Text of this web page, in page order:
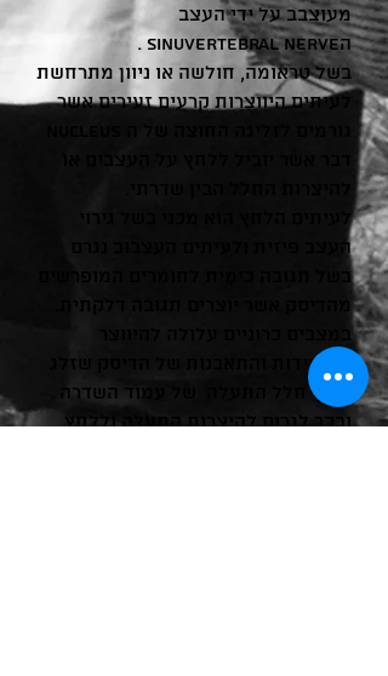
מעוצבב על ידי העצב
הsinuvertebral nerve .
בשל טראומה, חולשה או ניוון מתרחשת
לעיתים היווצרות קרעים זעירים אשר
לעיתים הלחץ הוא מכני בשל גירוי
העצב פיזית ולעיתים העצבוב נגרם
בשל תגובה כימית לחומרים המופרשים
מהדיסק אשר יוצרים תגובה דלקתית.
הסתיידות והתאבנות של הדיסק שזלג
לתוך חלל התעלה של עמוד השדרה
ובכך לגרום להיצרות התעלה וללחץ